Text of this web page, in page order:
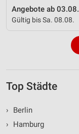
Angebote ab 03.08.
Gültig bis Sa. 08.08.
Top Städte
›
Berlin
›
Hamburg